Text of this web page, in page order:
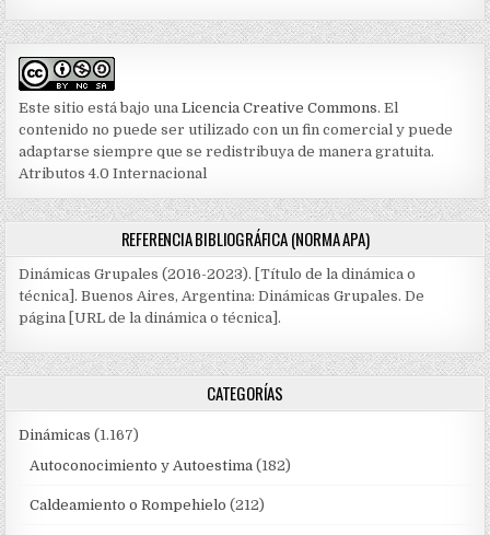
Este sitio está bajo unaLicencia Creative Commons. El
contenido no puede ser utilizado con un fin comercial y puede
adaptarse siempre que se redistribuya de manera gratuita.
Atributos 4.0 Internacional
REFERENCIA BIBLIOGRÁFICA (NORMA APA)
Dinámicas Grupales (2016-2023). [Título de la dinámica o
técnica]. Buenos Aires, Argentina: Dinámicas Grupales. De
página [URL de la dinámica o técnica].
CATEGORÍAS
Dinámicas (1.167)
Autoconocimiento y Autoestima (182)
Caldeamiento o Rompehielo (212)